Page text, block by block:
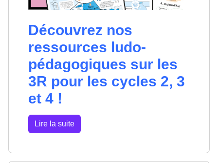
Découvrez nos
ressources ludo-
pédagogiques sur les
3R pour les cycles 2, 3
et 4 !
Lire la suite